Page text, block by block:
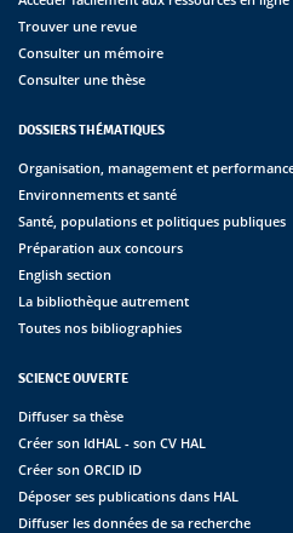
Trouver une revue
Consulter un mémoire
Consulter une thèse
DOSSIERS THÉMATIQUES
Organisation, management et
Environnements et santé
Santé, populations et politiques publiques
Préparation aux concours
English section
La bibliothèque autrement
Toutes nos bibliographies
SCIENCE OUVERTE
Diffuser sa thèse
Créer son IdHAL - son CV HAL
Créer son ORCID ID
Déposer ses publications dans HAL
Diffuser les données de sa recherche